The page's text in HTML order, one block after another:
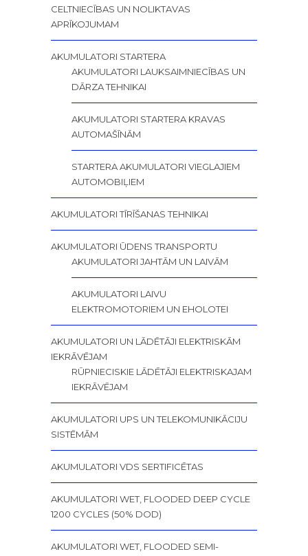
CELTNIECĪBAS UN NOLIKTAVAS
APRĪKOJUMAM
AKUMULATORI STARTERA
AKUMULATORI LAUKSAIMNIECĪBAS UN
DĀRZA TEHNIKAI
AKUMULATORI STARTERA KRAVAS
AUTOMAŠĪNĀM
STARTERA AKUMULATORI VIEGLAJIEM
AUTOMOBIĻIEM
AKUMULATORI TĪRĪŠANAS TEHNIKAI
AKUMULATORI ŪDENS TRANSPORTU
AKUMULATORI JAHTĀM UN LAIVĀM
AKUMULATORI LAIVU
ELEKTROMOTORIEM UN EHOLOTEI
AKUMULATORI UN LĀDĒTĀJI ELEKTRISKĀM
IEKRĀVĒJAM
RŪPNIECISKIE LĀDĒTĀJI ELEKTRISKAJAM
IEKRĀVĒJAM
AKUMULATORI UPS UN TELEKOMUNIKĀCIJU
SISTĒMĀM
AKUMULATORI VDS SERTIFICĒTAS
AKUMULATORI WET, FLOODED DEEP CYCLE
1200 CYCLES (50% DOD)
AKUMULATORI WET, FLOODED SEMI-